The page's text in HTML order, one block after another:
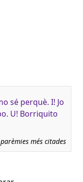
sé perquè. I! Jo
U! Borriquito
més citades